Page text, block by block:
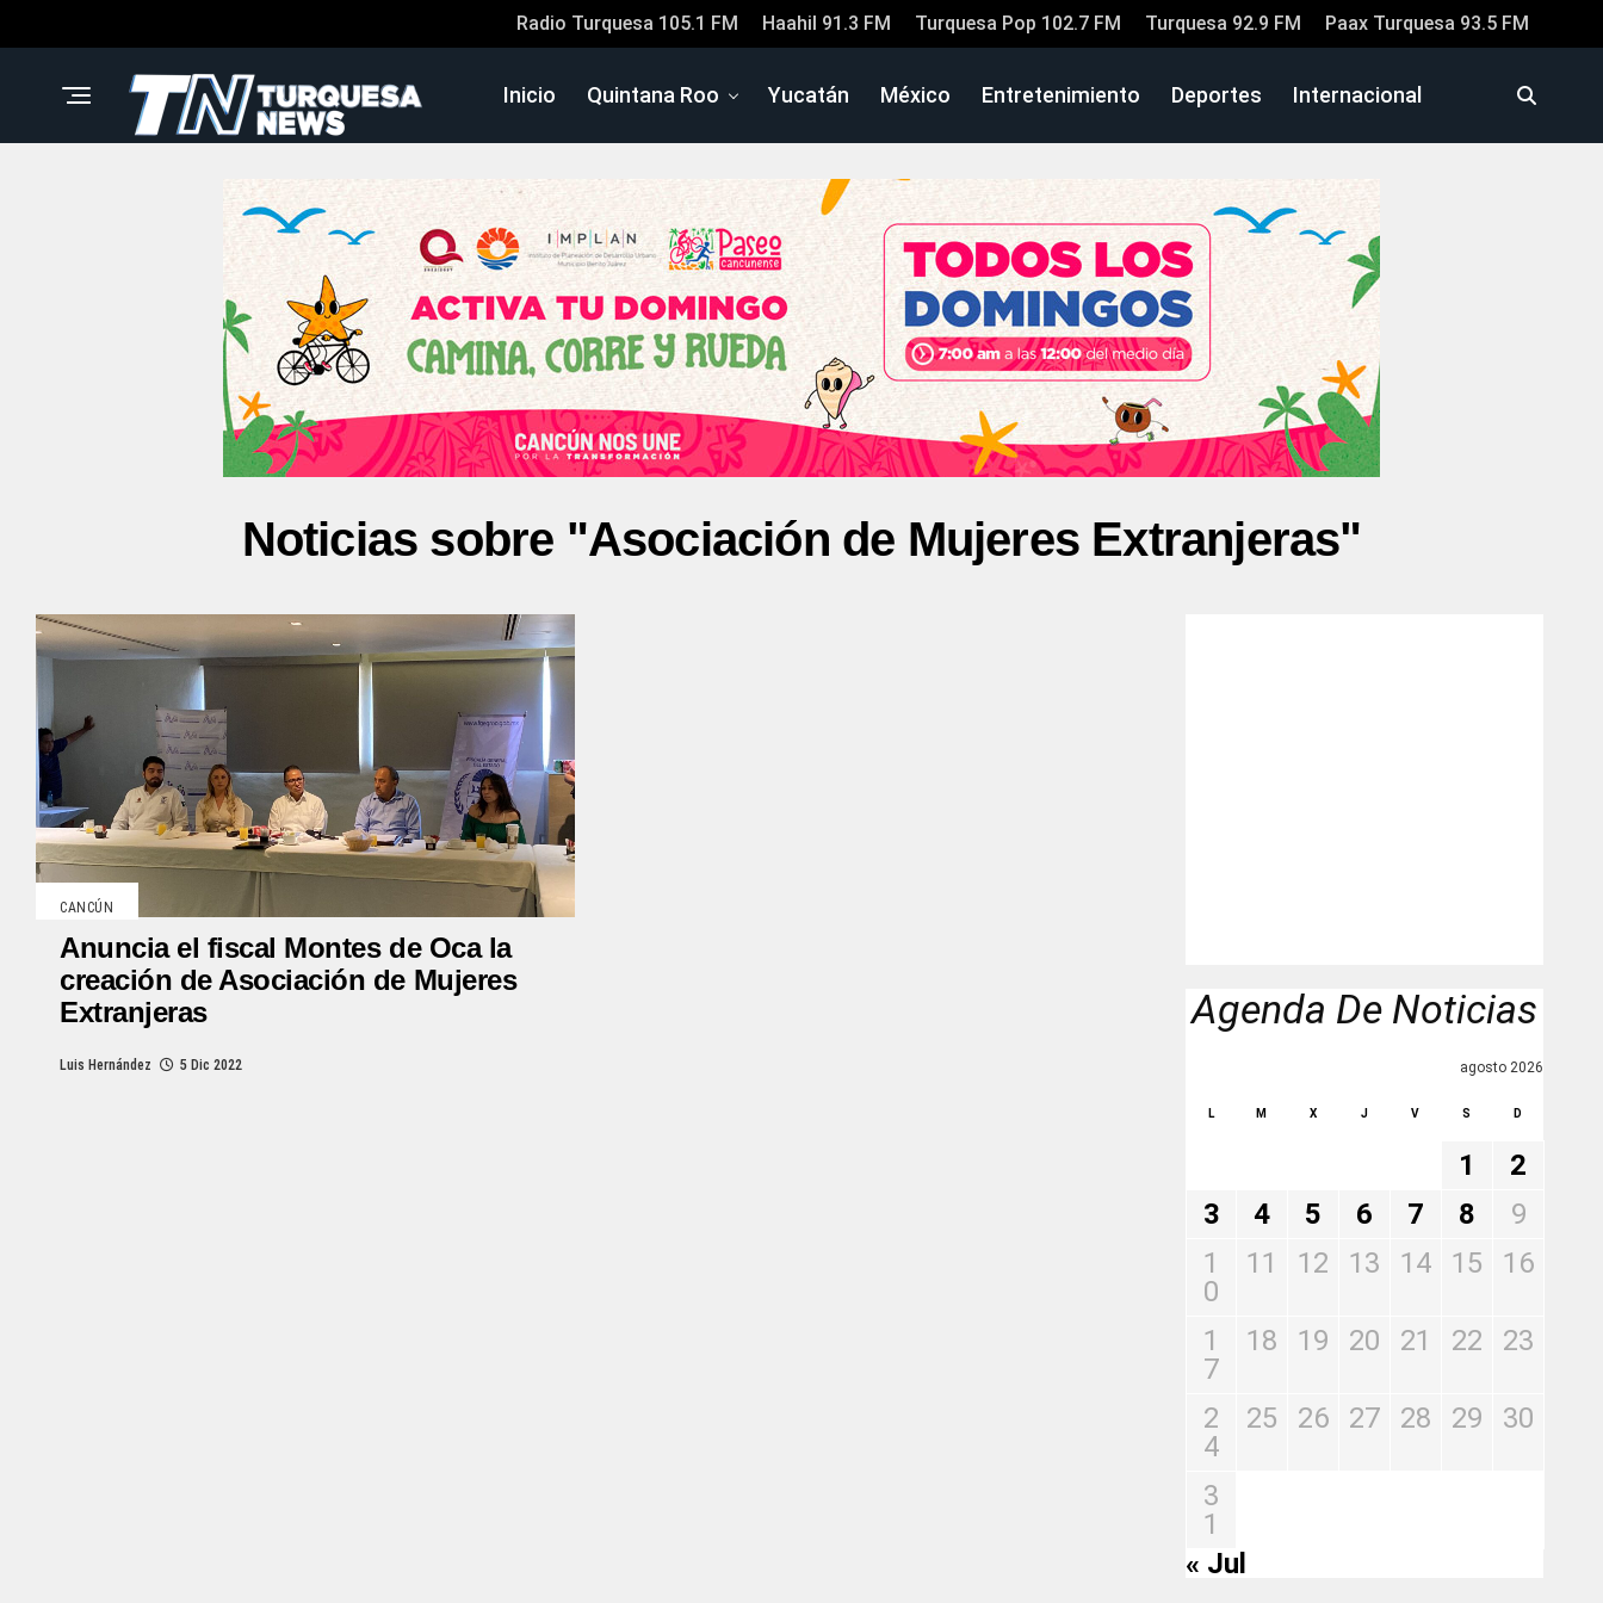
Radio Turquesa 105.1 FM Haahil 91.3 FM Turquesa Pop 102.7 FM Turquesa 92.9 FM Paax Turquesa 93.5 FM
Inicio Quintana Roo Yucatán México Entretenimiento Deportes Internacional
Noticias sobre "Asociación de Mujeres Extranjeras"
CANCÚN
Anuncia el fiscal Montes de Oca la
creación de Asociación de Mujeres
Extranjeras
Luis Hernández 5 Dic 2022
Agenda De Noticias
agosto 2026
L M X J V S D
1
2
3
4 5 6 7 8
9
1
0
11 12 13 14 15 16
1
7
18 19 20 21 22 23
2
4
25 26 27 28 29 30
3
1
« Jul